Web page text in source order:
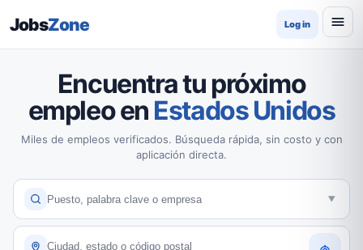
JobsZone Log in
Encuentra tu próximo
empleo en Estados Unidos
Miles de empleos verificados. Búsqueda rápida, sin costo y con
aplicación directa.